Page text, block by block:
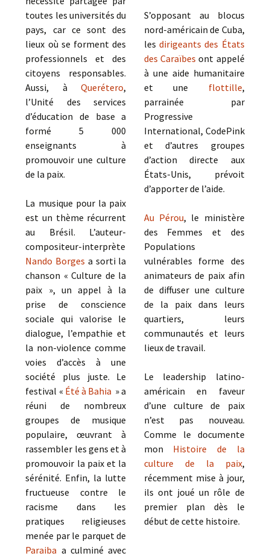
toutes les universités du
pays, car ce sont des
lieux où se forment des
professionnels et des
citoyens responsables.
Aussi, àQuerétero,
l’Unité des services
d’éducation de base a
formé 5 000
enseignants à
promouvoir une culture
de la paix.
La musique pour la paix
est un thème récurrent
au Brésil. L’auteur-
compositeur-interprète
Nando Borges a sorti la
chanson « Culture de la
paix », un appel à la
prise de conscience
sociale qui valorise le
dialogue, l’empathie et
la non-violence comme
voies d’accès à une
société plus juste. Le
festival « Été à Bahia » a
réuni de nombreux
groupes de musique
populaire, œuvrant à
rassembler les gens et à
promouvoir la paix et la
sérénité. Enfin, la lutte
fructueuse contre le
racisme dans les
pratiques religieuses
menée par le parquet de
Paraiba a culminé avec
S’opposant au blocus
nord-américain de Cuba,
les dirigeants des États
des Caraïbes ont appelé
à une aide humanitaire
et une flottille,
parrainée par
Progressive
International, CodePink
et d’autres groupes
d’action directe aux
États-Unis, prévoit
d’apporter de l’aide.
Au Pérou, le ministère
des Femmes et des
Populations
vulnérables forme des
animateurs de paix afin
de diffuser une culture
de la paix dans leurs
quartiers, leurs
communautés et leurs
lieux de travail.
Le leadership latino-
américain en faveur
d’une culture de paix
n’est pas nouveau.
Comme le documente
mon Histoire de la
culture de la paix,
récemment mise à jour,
ils ont joué un rôle de
premier plan dès le
début de cette histoire.